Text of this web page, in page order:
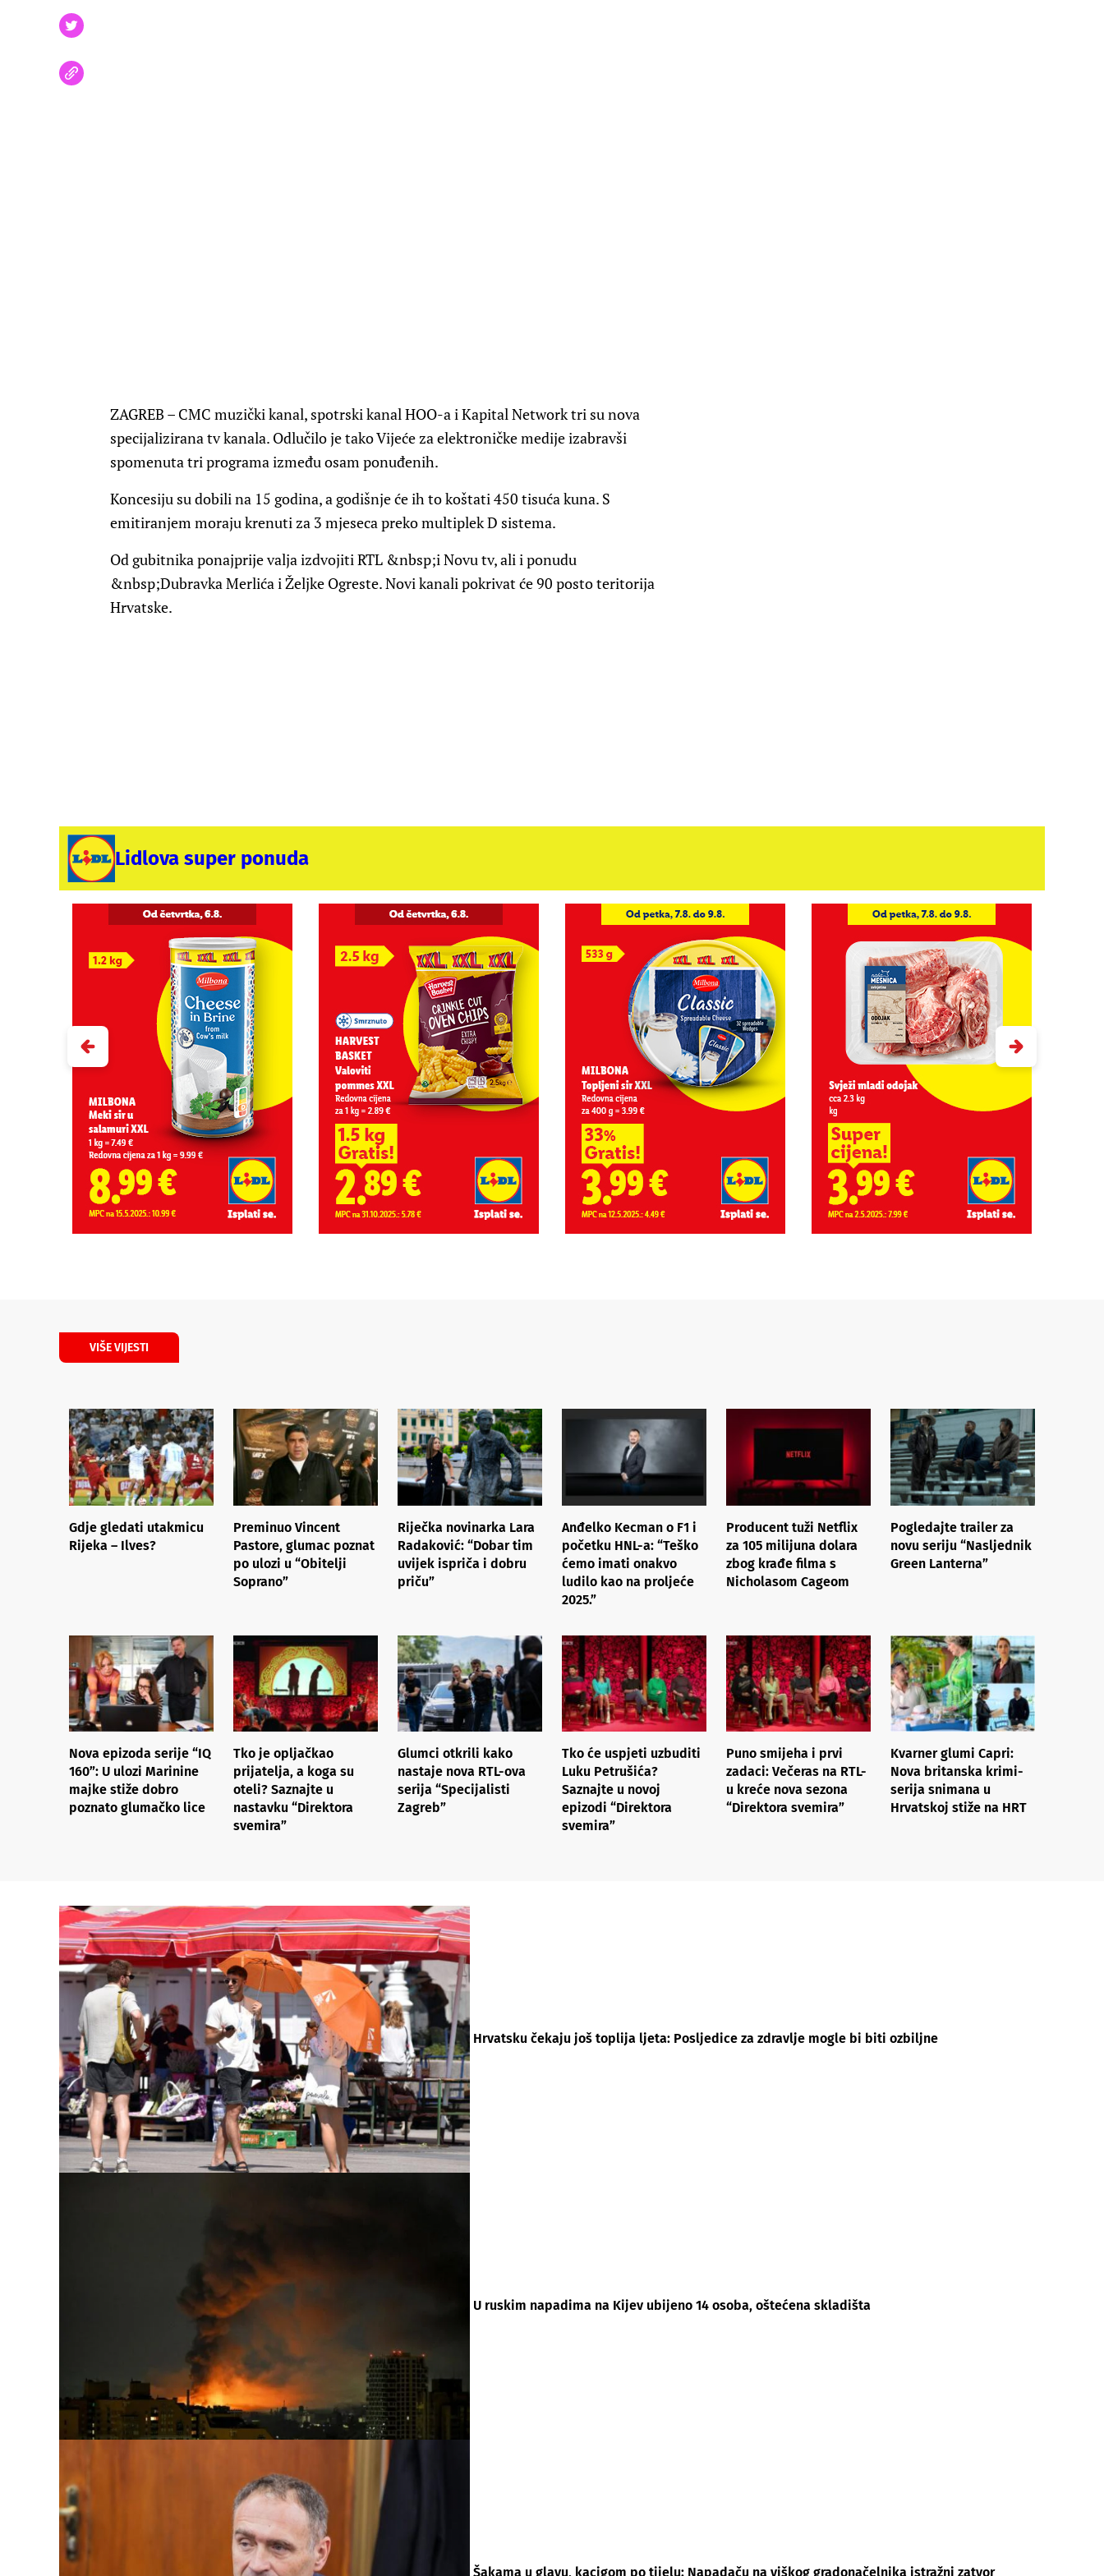
ZAGREB – CMC muzički kanal, spotrski kanal HOO-a i Kapital Network tri su nova
specijalizirana tv kanala. Odlučilo je tako Vijeće za elektroničke medije izabravši
spomenuta tri programa između osam ponuđenih.
Koncesiju su dobili na 15 godina, a godišnje će ih to koštati 450 tisuća kuna. S
emitiranjem moraju krenuti za 3 mjeseca preko multiplek D sistema.
Od gubitnika ponajprije valja izdvojiti RTL &nbsp;i Novu tv, ali i ponudu
&nbsp;Dubravka Merlića i Željke Ogreste. Novi kanali pokrivat će 90 posto teritorija
Hrvatske.
Lidlova super ponuda
VIŠE VIJESTI
Gdje gledati utakmicu
Rijeka – Ilves?
Preminuo Vincent
Pastore, glumac poznat
po ulozi u “Obitelji
Soprano”
Riječka novinarka Lara
Radaković: “Dobar tim
uvijek ispriča i dobru
priču”
Anđelko Kecman o F1 i
početku HNL-a: “Teško
ćemo imati onakvo
ludilo kao na proljeće
2025.”
Producent tuži Netflix
za 105 milijuna dolara
zbog krađe filma s
Nicholasom Cageom
Pogledajte trailer za
novu seriju “Nasljednik
Green Lanterna”
Nova epizoda serije “IQ
160”: U ulozi Marinine
majke stiže dobro
poznato glumačko lice
Tko je opljačkao
prijatelja, a koga su
oteli? Saznajte u
nastavku “Direktora
svemira”
Glumci otkrili kako
nastaje nova RTL-ova
serija “Specijalisti
Zagreb”
Tko će uspjeti uzbuditi
Luku Petrušića?
Saznajte u novoj
epizodi “Direktora
svemira”
Puno smijeha i prvi
zadaci: Večeras na RTL-
u kreće nova sezona
“Direktora svemira”
Kvarner glumi Capri:
Nova britanska krimi-
serija snimana u
Hrvatskoj stiže na HRT
Hrvatsku čekaju još toplija ljeta: Posljedice za zdravlje mogle bi biti ozbiljne
U ruskim napadima na Kijev ubijeno 14 osoba, oštećena skladišta
Šakama u glavu, kacigom po tijelu: Napadaču na viškog gradonačelnika istražni zatvor